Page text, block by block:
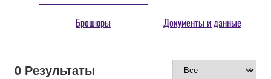
Брошюры Документы и данные
0 Результаты